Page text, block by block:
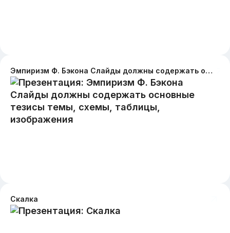
Эмпиризм Ф. Бэкона Слайды должны содержать основные тезисы темы, схемы, таблицы, изображения
Скалка